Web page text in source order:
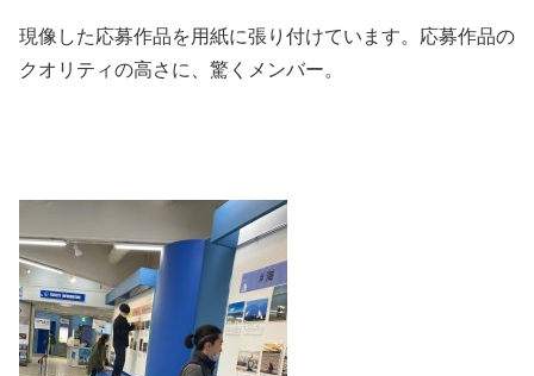
現像した応募作品を用紙に張り付けています。応募作品の
クオリティの高さに、驚くメンバー。